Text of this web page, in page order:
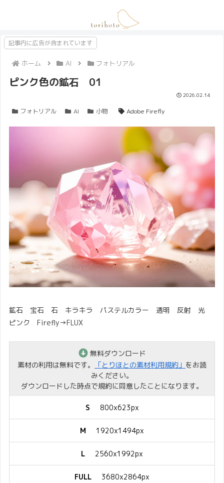
記事内に広告が含まれています
ホーム AI フォトリアル
ピンク色の鉱石 01
2026.02.14
フォトリアル AI 小物 Adobe Firefly
鉱石 宝石 石 キラキラ パステルカラー 透明 反射 光
ピンク Firefly→FLUX
無料ダウンロード
素材の利用は無料です。
「とりほとの素材利用規約」 をお読
みください。
ダウンロードした時点で規約に同意したことになります。
S 800x623px
M 1920x1494px
L 2560x1992px
FULL 3680x2864px